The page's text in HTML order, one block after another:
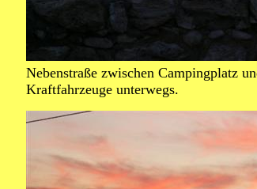
Nebenstraße zwischen Campingplatz
Kraftfahrzeuge unterwegs.